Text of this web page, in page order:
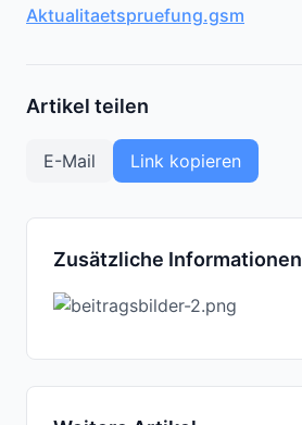
Aktualitaetspruefung.gsm
Artikel teilen
E-Mail Link kopieren
Zusätzliche Informationen